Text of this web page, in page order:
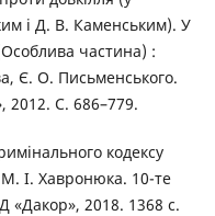
і Д. В. Каменським). У
частина) :
Є. О. Письменського.
2012. С. 686–779.
кодексу
І. Хавронюка. 10-те
«Дакор», 2018. 1368 с.